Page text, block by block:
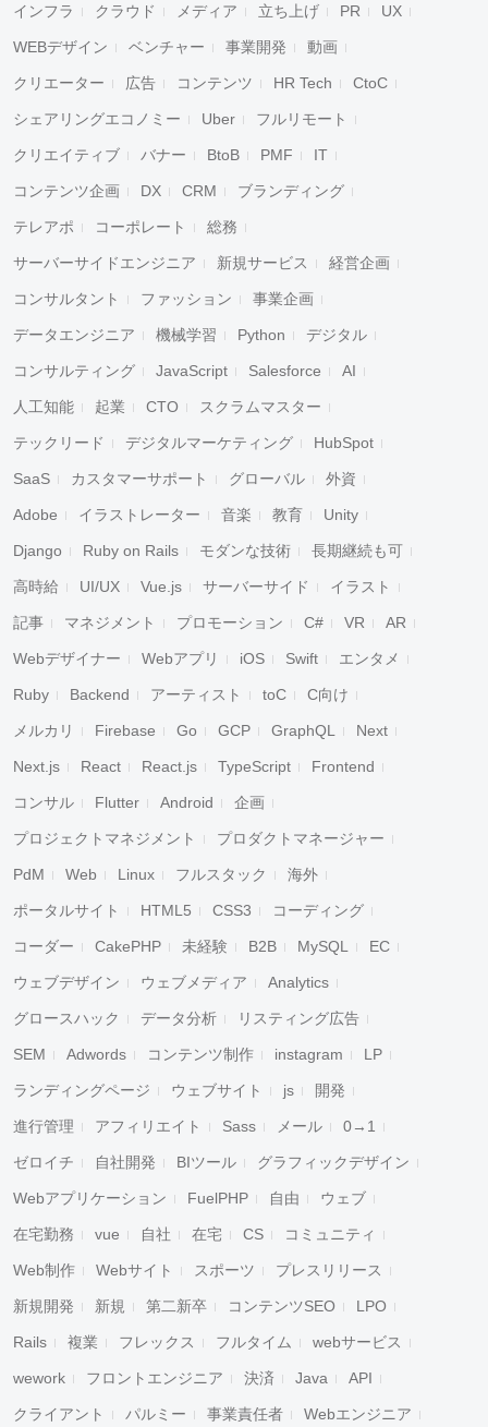
キャンセル 検索
インフラ クラウド メディア 立ち上げ PR UX
WEBデザイン ベンチャー 事業開発 動画
クリエーター 広告 コンテンツ HR Tech CtoC
シェアリングエコノミー Uber フルリモート
クリエイティブ バナー BtoB PMF IT
コンテンツ企画 DX CRM ブランディング
テレアポ コーポレート 総務
サーバーサイドエンジニア 新規サービス 経営企画
コンサルタント ファッション 事業企画
データエンジニア 機械学習 Python デジタル
コンサルティング JavaScript Salesforce AI
人工知能 起業 CTO スクラムマスター
テックリード デジタルマーケティング HubSpot
SaaS カスタマーサポート グローバル 外資
Adobe イラストレーター 音楽 教育 Unity
Django Ruby on Rails モダンな技術 長期継続も可
高時給 UI/UX Vue.js サーバーサイド イラスト
記事 マネジメント プロモーション C# VR AR
Webデザイナー Webアプリ iOS Swift エンタメ
Ruby Backend アーティスト toC C向け
メルカリ Firebase Go GCP GraphQL Next
Next.js React React.js TypeScript Frontend
コンサル Flutter Android 企画
プロジェクトマネジメント プロダクトマネージャー
PdM Web Linux フルスタック 海外
ポータルサイト HTML5 CSS3 コーディング
コーダー CakePHP 未経験 B2B MySQL EC
ウェブデザイン ウェブメディア Analytics
グロースハック データ分析 リスティング広告
SEM Adwords コンテンツ制作 instagram LP
ランディングページ ウェブサイト js 開発
進行管理 アフィリエイト Sass メール 0→1
ゼロイチ 自社開発 BIツール グラフィックデザイン
Webアプリケーション FuelPHP 自由 ウェブ
在宅勤務 vue 自社 在宅 CS コミュニティ
Web制作 Webサイト スポーツ プレスリリース
新規開発 新規 第二新卒 コンテンツSEO LPO
Rails 複業 フレックス フルタイム webサービス
wework フロントエンジニア 決済 Java API
クライアント パルミー 事業責任者 Webエンジニア